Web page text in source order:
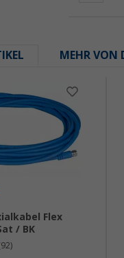
MEHR VON
Flex
/ BK